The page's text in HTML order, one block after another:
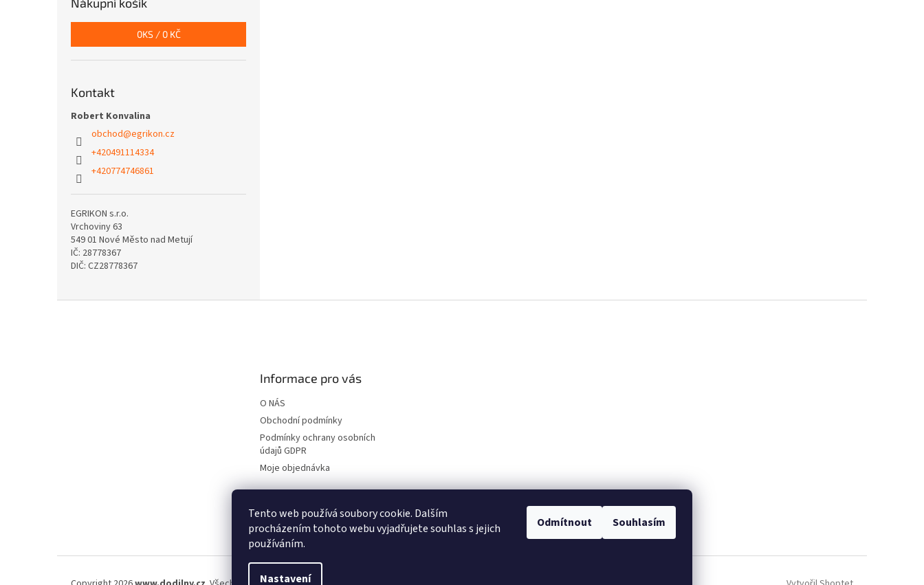
Tento web používá soubory cookie. Dalším
procházením tohoto webu vyjadřujete souhlas s jejich
používáním.
Nastavení
Odmítnout Souhlasím
0KS / 0 KČ
Kontakt
Robert Konvalina
obchod@egrikon.cz
+420491114334
+420774746861
EGRIKON s.r.o.
Vrchoviny 63
549 01 Nové Město nad Metují
IČ: 28778367
DIČ: CZ28778367
Informace pro vás
O NÁS
Obchodní podmínky
Podmínky ochrany osobních
údajů GDPR
Moje objednávka
nahradni-uhliky.cz